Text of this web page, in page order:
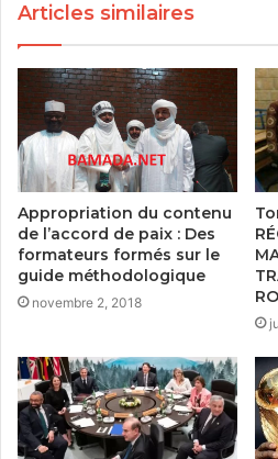
Articles similaires
Appropriation du contenu
de l’accord de paix : Des
formateurs formés sur le
guide méthodologique
novembre 2, 2018